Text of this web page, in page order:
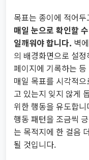
목표는 종이에 적어
매일 눈으로 확인할
일깨워야 합니다. 벽
의 배경화면으로 설
페이지에 기록하는
매일 목표를 시각적
고 있는지 잊지 않게
위한 행동을 유도합
행동 패턴을 조금씩
는 목적지에 한 걸음
될 것입니다.